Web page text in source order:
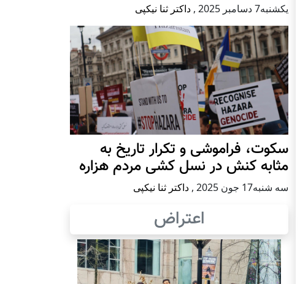
يكشنبه7 دسامبر 2025 , داکتر ثنا نیکپی
سکوت، فراموشی و تکرار تاريخ به
مثابه کنش در نسل کشی مردم هزاره
سه شنبه17 جون 2025 , داکتر ثنا نیکپی
اعتراض